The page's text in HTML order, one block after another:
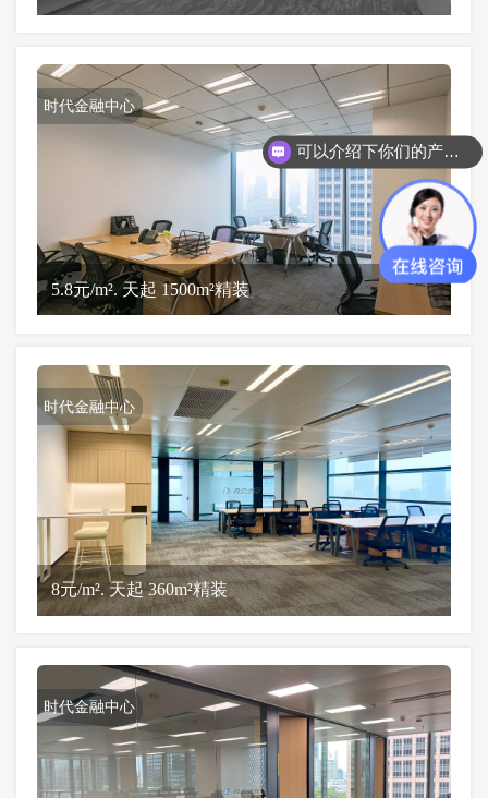
时代金融中心
5.8元/m². 天起 1500m²精装
时代金融中心
8元/m². 天起 360m²精装
时代金融中心
可以介绍下你们的产品么？